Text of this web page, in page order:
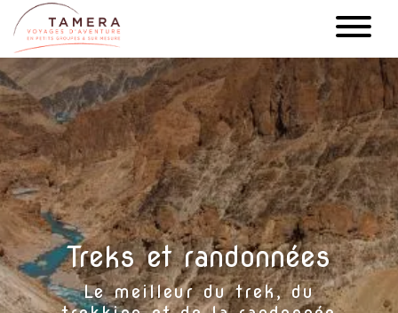
Aller
au
contenu
principal
Treks et randonnées
Le meilleur du trek, du